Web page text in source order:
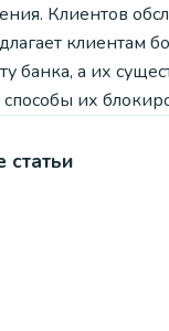
Клиентов
клиентам
банка, а их
их